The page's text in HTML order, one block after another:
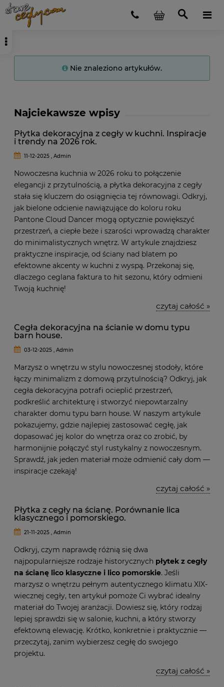
Nie znaleziono artykułów.
Najciekawsze wpisy
Płytka dekoracyjna z cegły w kuchni. Inspiracje
i trendy na 2026 rok.
11-12-2025 , Admin
Nowoczesna kuchnia w 2026 roku to połączenie
elegancji z przytulnością, a płytka dekoracyjna z cegły
stała się kluczem do osiągnięcia tej równowagi. Odkryj,
jak bielone odcienie nawiązujące do koloru roku
Pantone Cloud Dancer mogą optycznie powiększyć
przestrzeń, a ciepłe beże i szarości wprowadzą charakter
do minimalistycznych wnętrz. W artykule znajdziesz
praktyczne inspiracje, od ściany nad blatem po
efektowne akcenty w kuchni z wyspą. Przekonaj się,
dlaczego ceglana faktura to hit sezonu, który odmieni
Twoją kuchnię!
czytaj całość »
Cegła dekoracyjna na ścianie w domu typu
barn house.
03-12-2025 , Admin
Marzysz o wnętrzu w stylu nowoczesnej stodoły, które
łączy minimalizm z domową przytulnością? Odkryj, jak
cegła dekoracyjna potrafi ocieplić przestrzeń,
podkreślić architekturę i stworzyć niepowtarzalny
charakter domu typu barn house. W naszym artykule
pokazujemy, gdzie najlepiej zastosować cegłę, jak
dopasować jej kolor do wnętrza oraz co zrobić, by
harmonijnie połączyć styl rustykalny z nowoczesnym.
Sprawdź, jak jeden materiał może odmienić cały dom —
inspiracje czekają!
czytaj całość »
Płytka z cegły na ścianę. Porównanie lica
klasycznego i pomorskiego.
21-11-2025 , Admin
Odkryj, czym naprawdę różnią się dwa
najpopularniejsze rodzaje historycznych płytek z cegły
na ścianę lico klasyczne i lico pomorskie. Jeśli
marzysz o wnętrzu pełnym autentycznego klimatu XIX-
wiecznej cegły, ten artykuł pomoże Ci wybrać idealny
materiał do Twojej aranżacji. Dowiesz się, który rodzaj
lepiej sprawdzi się w salonie, kuchni, a który stworzy
efektowną elewację. Krótko, konkretnie i praktycznie —
przeczytaj, zanim wybierzesz cegłę do swojego
projektu.
czytaj całość »